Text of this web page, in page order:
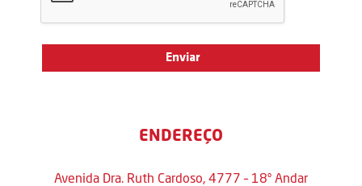
ENDEREÇO
Avenida Dra. Ruth Cardoso, 4777 – 18º Andar